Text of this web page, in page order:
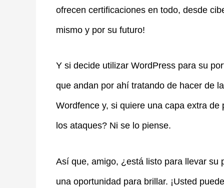
ofrecen certificaciones en todo, desde
mismo y por su futuro!
Y si decide utilizar WordPress para su
que andan por ahí tratando de hacer de
Wordfence y, si quiere una capa extra
los ataques? Ni se lo piense.
Así que, amigo, ¿está listo para llevar su
una oportunidad para brillar. ¡Usted